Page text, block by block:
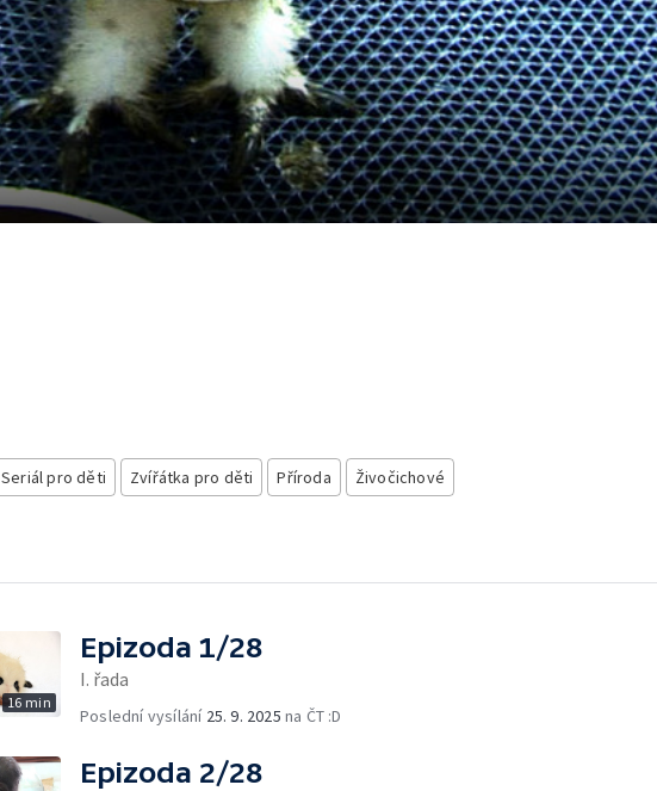
Seriál pro děti Zvířátka pro děti Příroda
Živočichové
16 min
Epizoda 1/28
I. řada
Poslední vysílání 25. 9. 2025 na ČT :D
Epizoda 2/28